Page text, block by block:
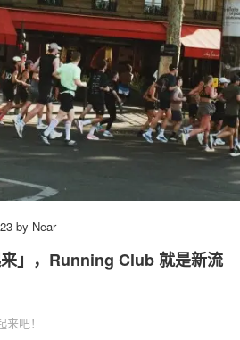
by Near
」，Running Club 就是新流
吧！